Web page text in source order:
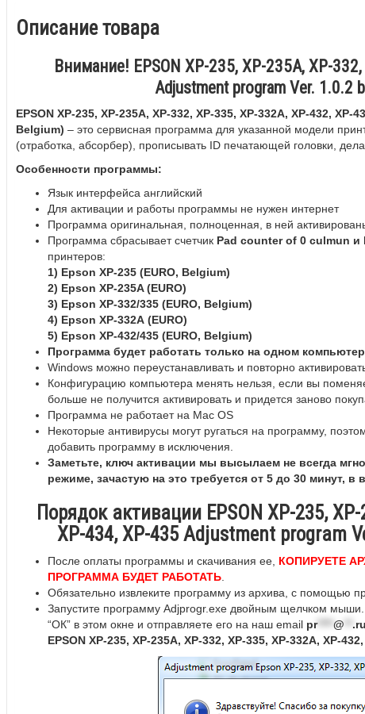
Описание товара
Внимание! EPSON XP-235, XP-235A, XP-
Adjustment program Ver. 1.0.2
EPSON XP-235, XP-235A, XP-332, XP-335, XP-332A, XP-432,
Belgium) – это сервисная программа для указанной модели
(отработка, абсорбер), прописывать ID печатающей головки,
Особенности программы:
Язык интерфейса английский
Для активации и работы программы не нужен интернет
Программа оригинальная, полноценная, в ней
Программа сбрасывает счетчик Pad counter of 0 culmun
принтеров:
1) Epson XP-235 (EURO, Belgium)
2) Epson XP-235A (EURO)
3) Epson XP-332/335 (EURO, Belgium)
4) Epson XP-332A (EURO)
5) Epson XP-432/435 (EURO, Belgium)
Программа будет работать только на одном
Windows можно переустанавливать и повторно
Конфигурацию компьютера менять нельзя, если вы
больше не получится активировать и придется заново
Программа не работает на Mac OS
Некоторые антивирусы могут ругаться на программу,
добавить программу в исключения.
Заметьте, ключ активации мы высылаем не всегда
режиме, зачастую на это требуется от 5 до 30 минут,
Порядок активации EPSON XP-235,
XP-434, XP-435 Adjustment program
После оплаты программы и скачивания ее, КОПИРУЕТЕ
ПРОГРАММА БУДЕТ РАБОТАТЬ.
Обязательно извлеките программу из архива, с помощью
Запустите программу Adjprogr.exe двойным щелчком
“ОК” в этом окне и отправляете его на наш email pr**** @ .ru
EPSON XP-235, XP-235A, XP-332, XP-335, XP-332A, XP-